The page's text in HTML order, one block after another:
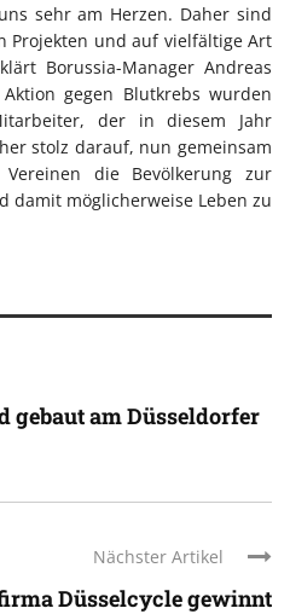
sehr am Herzen. Daher sind
Projekten und auf vielfältige Art
Borussia-Manager Andreas
gegen Blutkrebs wurden
der in diesem Jahr
stolz darauf, nun gemeinsam
die Bevölkerung zur
damit möglicherweise Leben zu
gebaut am Düsseldorfer
Nächster Artikel
Düsselcycle gewinnt